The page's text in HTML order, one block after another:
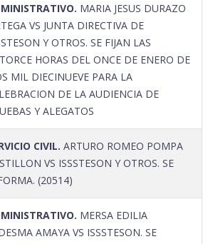
MARIA JESUS DURAZO
VS JUNTA DIRECTIVA DE
Y OTROS. SE FIJAN LAS
HORAS DEL ONCE DE ENERO DE
MIL DIECINUEVE PARA LA
DE LA AUDIENCIA DE
Y ALEGATOS
CIVIL. ARTURO ROMEO POMPA
VS ISSSTESON Y OTROS. SE
(20514)
MERSA EDILIA
AMAYA VS ISSSTESON. SE